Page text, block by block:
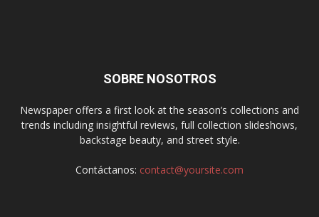
SOBRE NOSOTROS
Newspaper offers a first look at the season’s collections and
trends including insightful reviews, full collection slideshows,
backstage beauty, and street style.
Contáctanos: contact@yoursite.com